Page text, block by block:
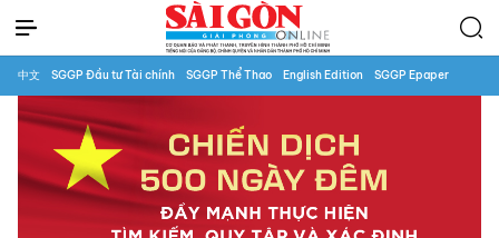
中文 SGGP Đầu tư Tài chính SGGP Thể Thao English Edition SGGP Epaper